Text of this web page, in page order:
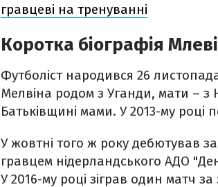
гравцеві на тренуванні
Коротка біографія
Футболіст народився 26
Мелвіна родом з Уганди, мати –
Батьківщині мами. У 2013-му році
У жовтні того ж року дебютував за
гравцем нідерландського АДО
У 2016-му році зіграв один матч за